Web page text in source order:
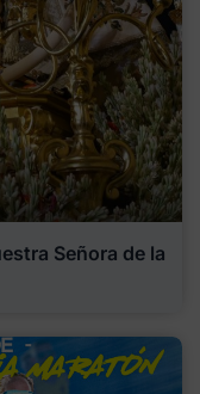
Señora de la